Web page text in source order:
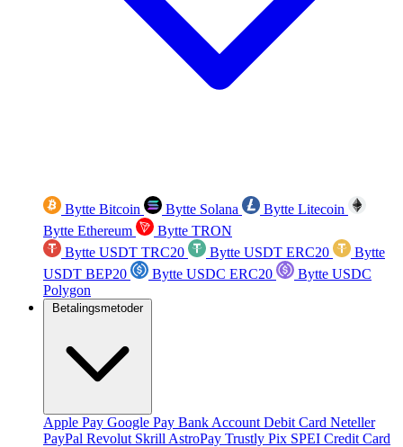
Bytte Bitcoin Bytte Solana
Bytte Litecoin
Bytte Ethereum
Bytte TRON
Bytte USDT TRC20
Bytte USDT ERC20
Bytte
USDT BEP20
Bytte USDC ERC20
Bytte USDC
Polygon
Betalingsmetoder
Apple Pay Google Pay Bank Account Debit Card Neteller
PayPal Revolut Skrill AstroPay Trustly Pix SPEI Credit Card